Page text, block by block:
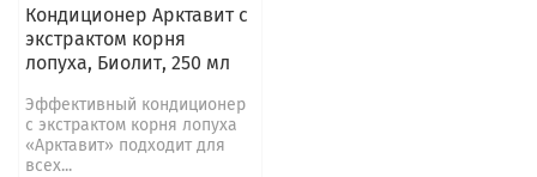
Кондиционер Арктавит с
экстрактом корня
лопуха, Биолит, 250 мл
Эффективный кондиционер
с экстрактом корня лопуха
«Арктавит» подходит для
всех...